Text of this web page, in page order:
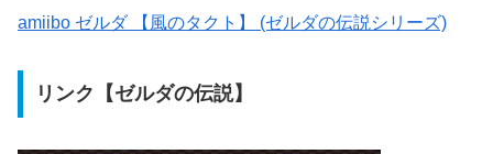
amiibo ゼルダ 【風のタクト】 (ゼルダの伝説シリーズ)
リンク【ゼルダの伝説】